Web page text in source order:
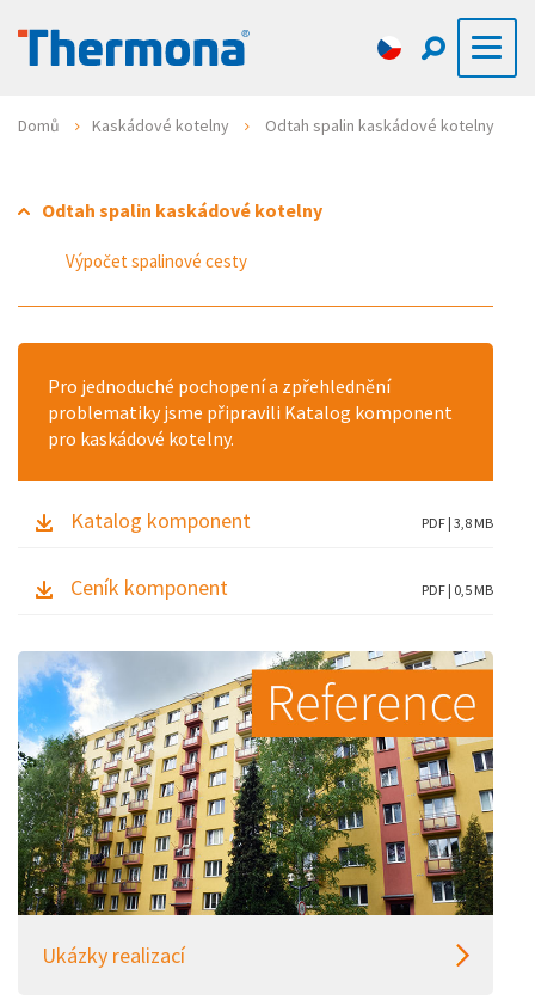
Domů Kaskádové kotelny Odtah spalin kaskádové kotelny
Odtah spalin kaskádové kotelny
Výpočet spalinové cesty
Pro jednoduché pochopení a zpřehlednění
problematiky jsme připravili Katalog komponent
pro kaskádové kotelny.
Katalog komponent PDF | 3,8 MB
Ceník komponent PDF | 0,5 MB
Ukázky realizací